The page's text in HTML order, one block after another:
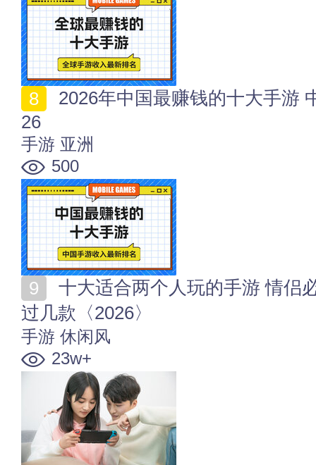
26
手游 亚洲
500
过几款〈2026〉
手游 休闲风
23w+